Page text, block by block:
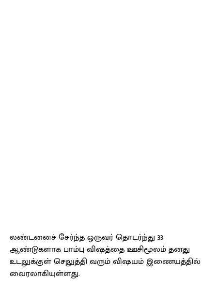
லண்டனைச் சேர்ந்த ஒருவர் தொடர்ந்து 33
ஆண்டுகளாக பாம்பு விஷத்தை ஊசிமூலம் தனது
உடலுக்குள் செலுத்தி வரும் விஷயம் இணையத்தில்
வைரலாகியுள்ளது.